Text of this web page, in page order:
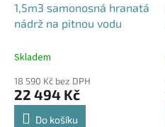
1,5m3 samonosná hranatá
nádrž na pitnou vodu
Skladem
18 590 Kč bez DPH
22 494 Kč
Do košíku